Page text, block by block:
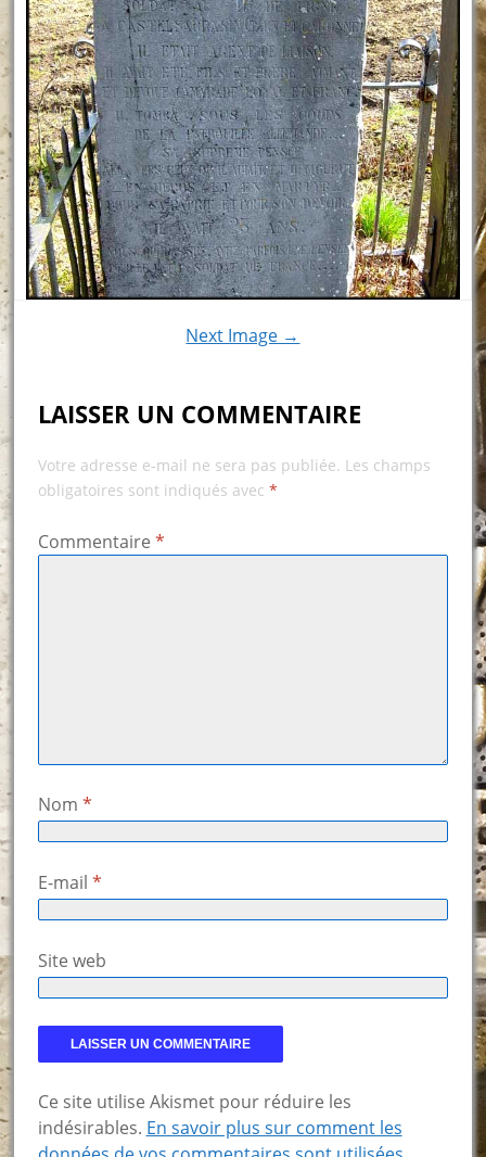
Next Image →
LAISSER UN COMMENTAIRE
Votre adresse e-mail ne sera pas publiée. Les champs
obligatoires sont indiqués avec *
Commentaire *
Nom *
E-mail *
Site web
Ce site utilise Akismet pour réduire les
indésirables. En savoir plus sur comment les